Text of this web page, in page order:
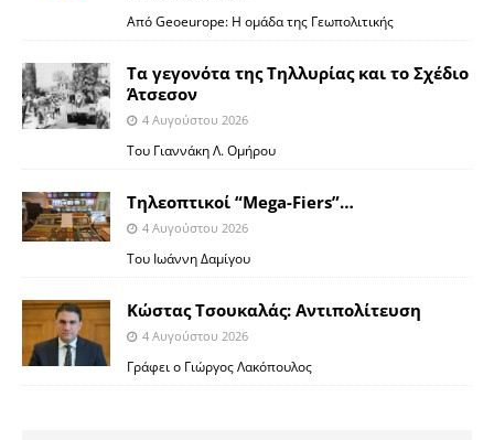
Από Geoeurope: H ομάδα της Γεωπολιτικής
Τα γεγονότα της Τηλλυρίας και το Σχέδιο
Άτσεσον
4 Αυγούστου 2026
Toυ Γιαννάκη Λ. Ομήρου
Tηλεοπτικοί “Mega-Fiers”…
4 Αυγούστου 2026
Toυ Ιωάννη Δαμίγου
Κώστας Τσουκαλάς: Αντιπολίτευση
4 Αυγούστου 2026
Γράφει ο Γιώργος Λακόπουλος